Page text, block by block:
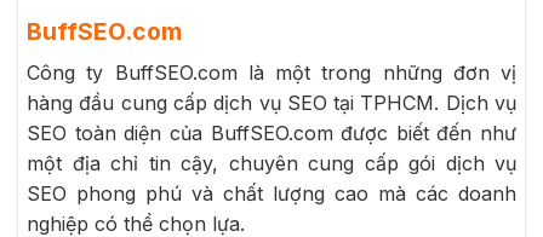
BuffSEO.com
Công ty BuffSEO.com là một trong những đơn vị
hàng đầu cung cấp dịch vụ SEO tại TPHCM. Dịch vụ
SEO toàn diện của BuffSEO.com được biết đến như
một địa chỉ tin cậy, chuyên cung cấp gói dịch vụ
SEO phong phú và chất lượng cao mà các doanh
nghiệp có thể chọn lựa.